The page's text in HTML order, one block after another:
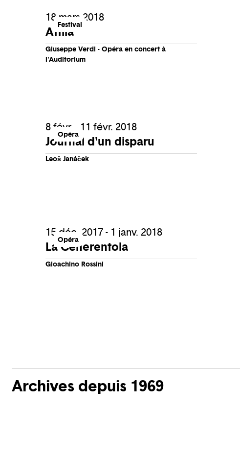
Festival
18 mars 2018
Attila
Giuseppe Verdi - Opéra en concert à
l'Auditorium
Opéra
8 févr. - 11 févr. 2018
Journal d'un disparu
Leoš Janáček
Opéra
15 déc. 2017 - 1 janv. 2018
La Cenerentola
Gioachino Rossini
Archives depuis 1969